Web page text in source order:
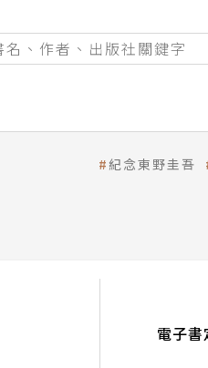
紀念東野圭吾
電子